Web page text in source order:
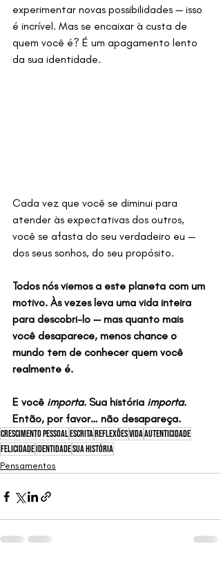
experimentar novas possibilidades — isso
é incrível. Mas se encaixar à custa de
quem você é? É um apagamento lento
da sua identidade.
Cada vez que você se diminui para
atender às expectativas dos outros,
você se afasta do seu verdadeiro eu —
dos seus sonhos, do seu propósito.
Todos nós viemos a este planeta com um
motivo. Às vezes leva uma vida inteira
para descobri-lo — mas quanto mais
você desaparece, menos chance o
mundo tem de conhecer quem você
realmente é.
E você importa. Sua história importa.
Então, por favor… não desapareça.
crescimento pessoalescritareflexõesvidaautenticidade
felicidadeIdentidadeSua História
Pensamentos